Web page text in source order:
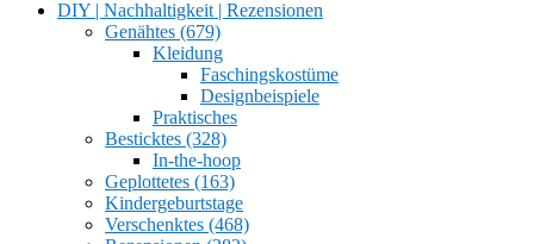
DIY | Nachhaltigkeit | Rezensionen
Genähtes (679)
Kleidung
Faschingskostüme
Designbeispiele
Praktisches
Besticktes (328)
In-the-hoop
Geplottetes (163)
Kindergeburtstage
Verschenktes (468)